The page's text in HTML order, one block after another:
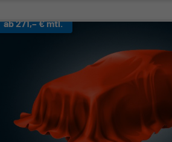
ab 271,– € mtl.